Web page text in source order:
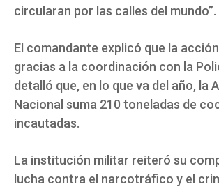
circularan por las calles del mundo”.
El comandante explicó que la
gracias a la coordinación con la
detalló que, en lo que va del año, la
Nacional suma 210 toneladas de
incautadas.
La institución militar reiteró su
lucha contra el narcotráfico y el